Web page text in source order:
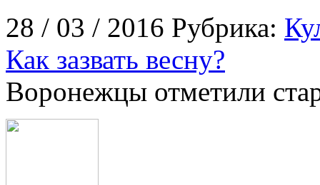
28 / 03 / 2016 Рубрика:
Как зазвать весну?
Воронежцы отметили